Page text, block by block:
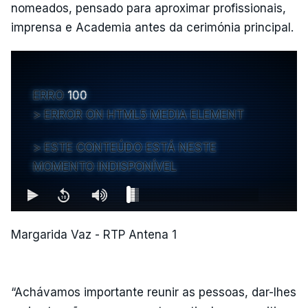
nomeados, pensado para aproximar profissionais,
imprensa e Academia antes da cerimónia principal.
ERRO 100
ERROR ON HTML5 MEDIA ELEMENT
ESTE CONTEÚDO ESTÁ NESTE
MOMENTO INDISPONÍVEL
Margarida Vaz - RTP Antena 1
“Achávamos importante reunir as pessoas, dar-lhes